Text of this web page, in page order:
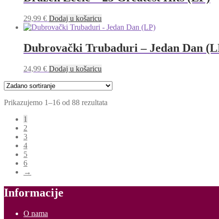
29,99 € Dodaj u košaricu
Dubrovački Trubaduri – Jedan Dan
24,99 € Dodaj u košaricu
Prikazujemo 1–16 od 88 rezultata
1
2
3
4
5
6
→
Informacije
O nama